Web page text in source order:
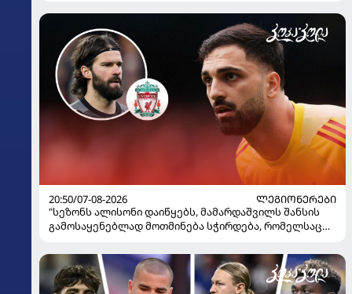
20:50/07-08-2026
ᲚᲔᲒᲘᲝᲜᲔᲠᲔᲑᲘ
"სეზონს ალისონი დაიწყებს, მამარდაშვილს შანსის
გამოსაყენებლად მოთმინება სჭირდება, რომელსაც
ყოფილმა მეკარემ